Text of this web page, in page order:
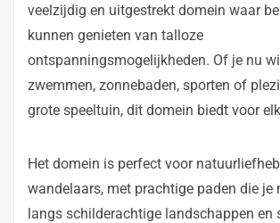
veelzijdig en uitgestrekt domein waar
kunnen genieten van talloze
ontspanningsmogelijkheden. Of je nu
zwemmen, zonnebaden, sporten of
grote speeltuin, dit domein biedt voor
Het domein is perfect voor
wandelaars, met prachtige paden die je
langs schilderachtige landschappen en